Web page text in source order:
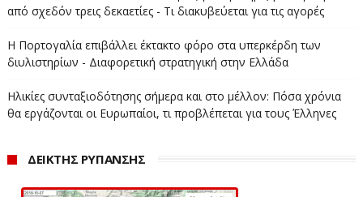
από σχεδόν τρεις δεκαετίες - Τι διακυβεύεται για τις αγορές
Η Πορτογαλία επιβάλλει έκτακτο φόρο στα υπερκέρδη των
διυλιστηρίων - Διαφορετική στρατηγική στην Ελλάδα
Ηλικίες συνταξιοδότησης σήμερα και στο μέλλον: Πόσα χρόνια
θα εργάζονται οι Ευρωπαίοι, τι προβλέπεται για τους Έλληνες
ΔΕΙΚΤΗΣ ΡΥΠΑΝΣΗΣ